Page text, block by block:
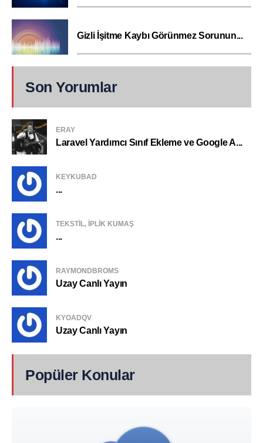
Gizli İşitme Kaybı Görünmez Sorunun...
Son Yorumlar
ERAY
Laravel Yardımcı Sınıf Ekleme ve Google A...
KEYKUBAD
...
TEKSTIL, IPLIK KUMAŞ
...
RAYMONDBROMS
Uzay Canlı Yayın
KYOADQV
Uzay Canlı Yayın
Popüler Konular